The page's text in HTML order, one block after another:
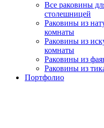
Все раковины
столешницей
Раковины из
комнаты
Раковины из
комнаты
Раковины из
Раковины из
Портфолио